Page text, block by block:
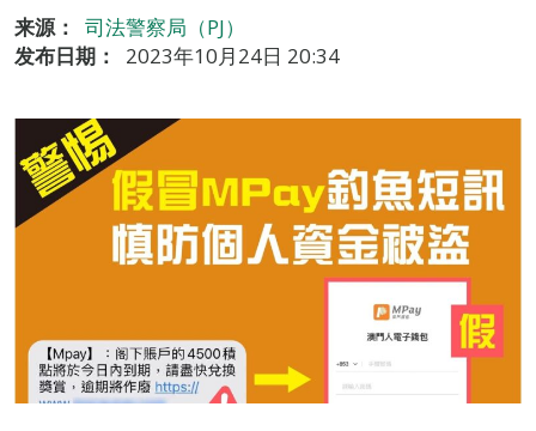
来源：
司法警察局（PJ）
发布日期：
2023年10月24日 20:34